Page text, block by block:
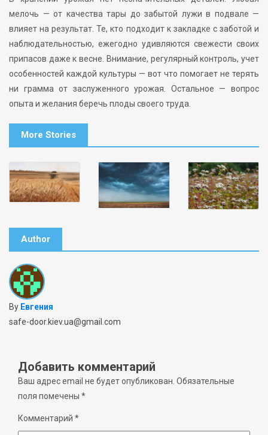
мелочь — от качества тары до забытой лужи в подвале —
влияет на результат. Те, кто подходит к закладке с заботой и
наблюдательностью, ежегодно удивляются свежести своих
припасов даже к весне. Внимание, регулярный контроль, учет
особенностей каждой культуры — вот что помогает не терять
ни грамма от заслуженного урожая. Остальное — вопрос
опыта и желания беречь плоды своего труда.
More Stories
Author
By Евгения
safe-door.kiev.ua@gmail.com
Добавить комментарий
Ваш адрес email не будет опубликован. Обязательные
поля помечены *
Комментарий *